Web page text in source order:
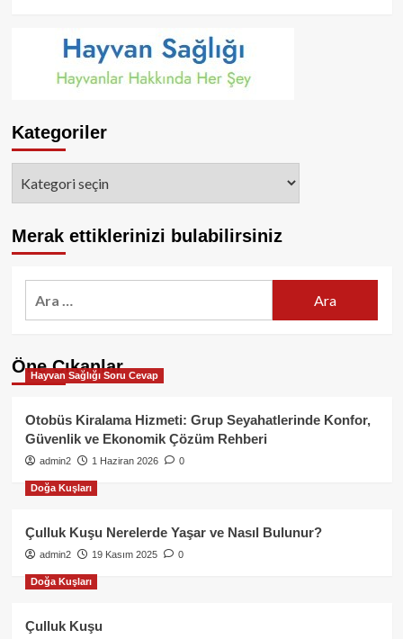
Kategoriler
Merak ettiklerinizi bulabilirsiniz
Öne Çıkanlar
Hayvan Sağlığı Soru Cevap
Otobüs Kiralama Hizmeti: Grup Seyahatlerinde Konfor,
Güvenlik ve Ekonomik Çözüm Rehberi
admin2 1 Haziran 2026 0
Doğa Kuşları
Çulluk Kuşu Nerelerde Yaşar ve Nasıl Bulunur?
admin2 19 Kasım 2025 0
Doğa Kuşları
Çulluk Kuşu